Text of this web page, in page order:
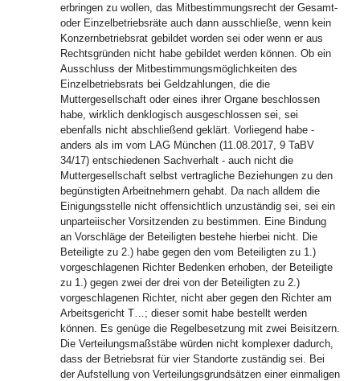
erbringen zu wollen, das Mitbestimmungsrecht der Gesamt-
oder Einzelbetriebsräte auch dann ausschließe, wenn kein
Konzernbetriebsrat gebildet worden sei oder wenn er aus
Rechtsgründen nicht habe gebildet werden können. Ob ein
Ausschluss der Mitbestimmungsmöglichkeiten des
Einzelbetriebsrats bei Geldzahlungen, die die
Muttergesellschaft oder eines ihrer Organe beschlossen
habe, wirklich denklogisch ausgeschlossen sei, sei
ebenfalls nicht abschließend geklärt. Vorliegend habe -
anders als im vom LAG München (11.08.2017, 9 TaBV
34/17) entschiedenen Sachverhalt - auch nicht die
Muttergesellschaft selbst vertragliche Beziehungen zu den
begünstigten Arbeitnehmern gehabt. Da nach alldem die
Einigungsstelle nicht offensichtlich unzuständig sei, sei ein
unparteiischer Vorsitzenden zu bestimmen. Eine Bindung
an Vorschläge der Beteiligten bestehe hierbei nicht. Die
Beteiligte zu 2.) habe gegen den vom Beteiligten zu 1.)
vorgeschlagenen Richter Bedenken erhoben, der Beteiligte
zu 1.) gegen zwei der drei von der Beteiligten zu 2.)
vorgeschlagenen Richter, nicht aber gegen den Richter am
Arbeitsgericht T…; dieser somit habe bestellt werden
können. Es genüge die Regelbesetzung mit zwei Beisitzern.
Die Verteilungsmaßstäbe würden nicht komplexer dadurch,
dass der Betriebsrat für vier Standorte zuständig sei. Bei
der Aufstellung von Verteilungsgrundsätzen einer einmaligen